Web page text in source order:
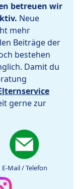
betreuen wir
Neue
mehr
Beiträge der
bestehen
Damit du
gerne zur
E-Mail / Telefon